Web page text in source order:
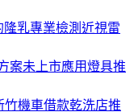
乳專業檢測近視雷
案未上市應用燈具推
竹機車借款乾洗店推